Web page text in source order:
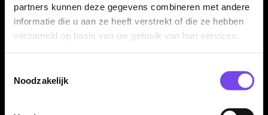
partners kunnen deze gegevens combineren met andere
informatie die u aan ze heeft verstrekt of die ze hebben
verzameld op basis van uw gebruik van hun services.
Noodzakelijk
in 23 gram. De barrel heeft een lengte van 47.00 mm en een
barrel width van 7.30 mm.
Compleet geleverd met Tao Carbon shafts en No. 6
flights